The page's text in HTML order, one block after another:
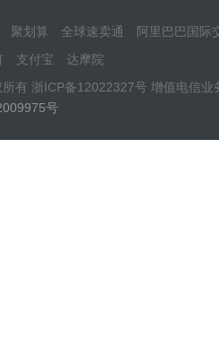
聚划算 全球速卖通
阿里巴巴国际
支付宝
达摩院
有 浙ICP备12022327号 增值电信业
号